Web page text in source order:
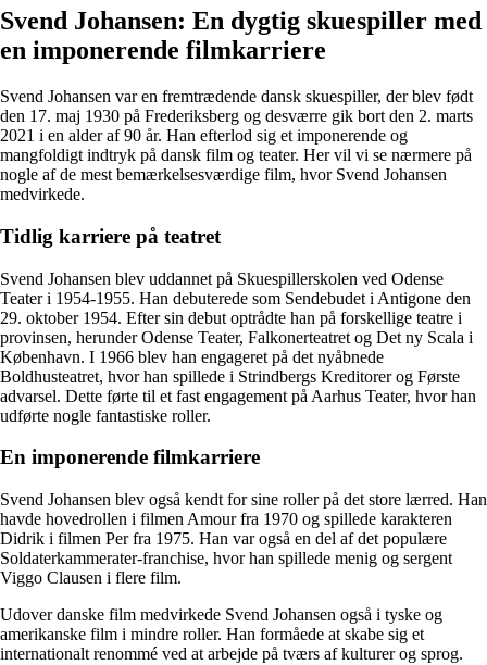
Svend Johansen: En dygtig skuespiller med
en imponerende filmkarriere
Svend Johansen var en fremtrædende dansk skuespiller, der blev født
den 17. maj 1930 på Frederiksberg og desværre gik bort den 2. marts
2021 i en alder af 90 år. Han efterlod sig et imponerende og
mangfoldigt indtryk på dansk film og teater. Her vil vi se nærmere på
nogle af de mest bemærkelsesværdige film, hvor Svend Johansen
medvirkede.
Tidlig karriere på teatret
Svend Johansen blev uddannet på Skuespillerskolen ved Odense
Teater i 1954-1955. Han debuterede som Sendebudet i Antigone den
29. oktober 1954. Efter sin debut optrådte han på forskellige teatre i
provinsen, herunder Odense Teater, Falkonerteatret og Det ny Scala i
København. I 1966 blev han engageret på det nyåbnede
Boldhusteatret, hvor han spillede i Strindbergs Kreditorer og Første
advarsel. Dette førte til et fast engagement på Aarhus Teater, hvor han
udførte nogle fantastiske roller.
En imponerende filmkarriere
Svend Johansen blev også kendt for sine roller på det store lærred. Han
havde hovedrollen i filmen Amour fra 1970 og spillede karakteren
Didrik i filmen Per fra 1975. Han var også en del af det populære
Soldaterkammerater-franchise, hvor han spillede menig og sergent
Viggo Clausen i flere film.
Udover danske film medvirkede Svend Johansen også i tyske og
amerikanske film i mindre roller. Han formåede at skabe sig et
internationalt renommé ved at arbejde på tværs af kulturer og sprog.